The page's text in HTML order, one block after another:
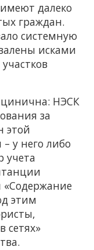
далеко
граждан.
системную
исками
цинична: НЭСК
за
этой
– у него либо
учета
«Содержание
этим
сетях»